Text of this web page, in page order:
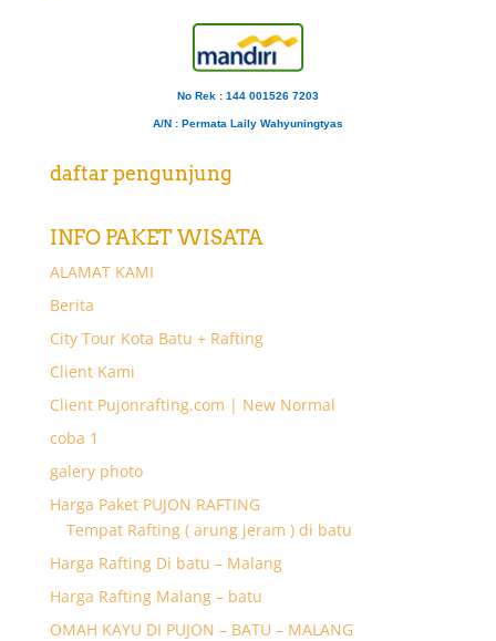
No Rek : 144 001526 7203
A/N : Permata Laily Wahyuningtyas
daftar pengunjung
INFO PAKET WISATA
ALAMAT KAMI
Berita
City Tour Kota Batu + Rafting
Client Kami
Client Pujonrafting.com | New Normal
coba 1
galery photo
Harga Paket PUJON RAFTING
Tempat Rafting ( arung jeram ) di batu
Harga Rafting Di batu – Malang
Harga Rafting Malang – batu
OMAH KAYU DI PUJON – BATU – MALANG